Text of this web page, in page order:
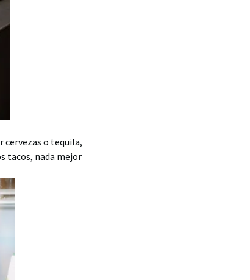
cervezas o tequila,
tacos, nada mejor